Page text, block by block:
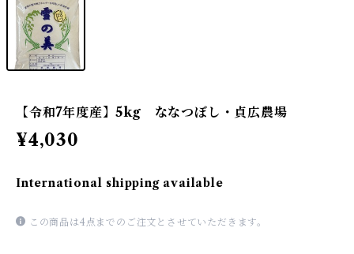
【令和7年度産】5kg ななつぼし・貞広農場
¥4,030
International shipping available
この商品は4点までのご注文とさせていただきます。